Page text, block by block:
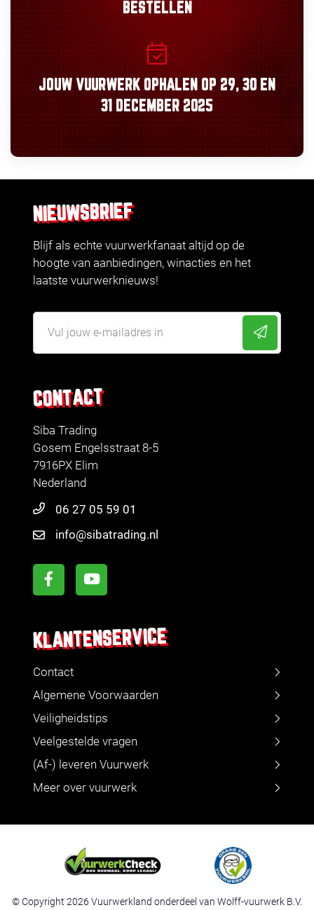
BESTELLEN
JOUW VUURWERK OPHALEN OP 29, 30 EN
31 DECEMBER 2025
CONTACT
Siba Trading
Gosem Engelsstraat 8-5
7916PX Elim
Nederland
06 27 05 59 01
info@sibatrading.nl
KLANTENSERVICE
Contact
Algemene Voorwaarden
Veiligheidstips
Veelgestelde vragen
(Af-) leveren Vuurwerk
Meer over vuurwerk
NIEUWSBRIEF
Blijf als echte vuurwerkfanaat altijd op de
hoogte van aanbiedingen, winacties en het
laatste vuurwerknieuws!
© Copyright 2026 Vuurwerkland onderdeel van Wolff-vuurwerk B.V.